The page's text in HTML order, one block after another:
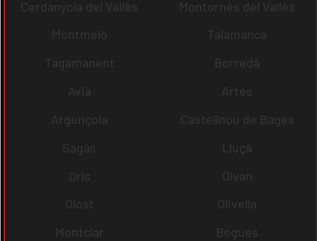
Cerdanyola del Vallès
Montornès del Vallès
Montmeló
Talamanca
Tagamanent
Borredà
Avià
Artés
Argençola
Castellnou de Bages
Sagàs
Lluçà
Orís
Olvan
Olost
Olivella
Montclar
Begues